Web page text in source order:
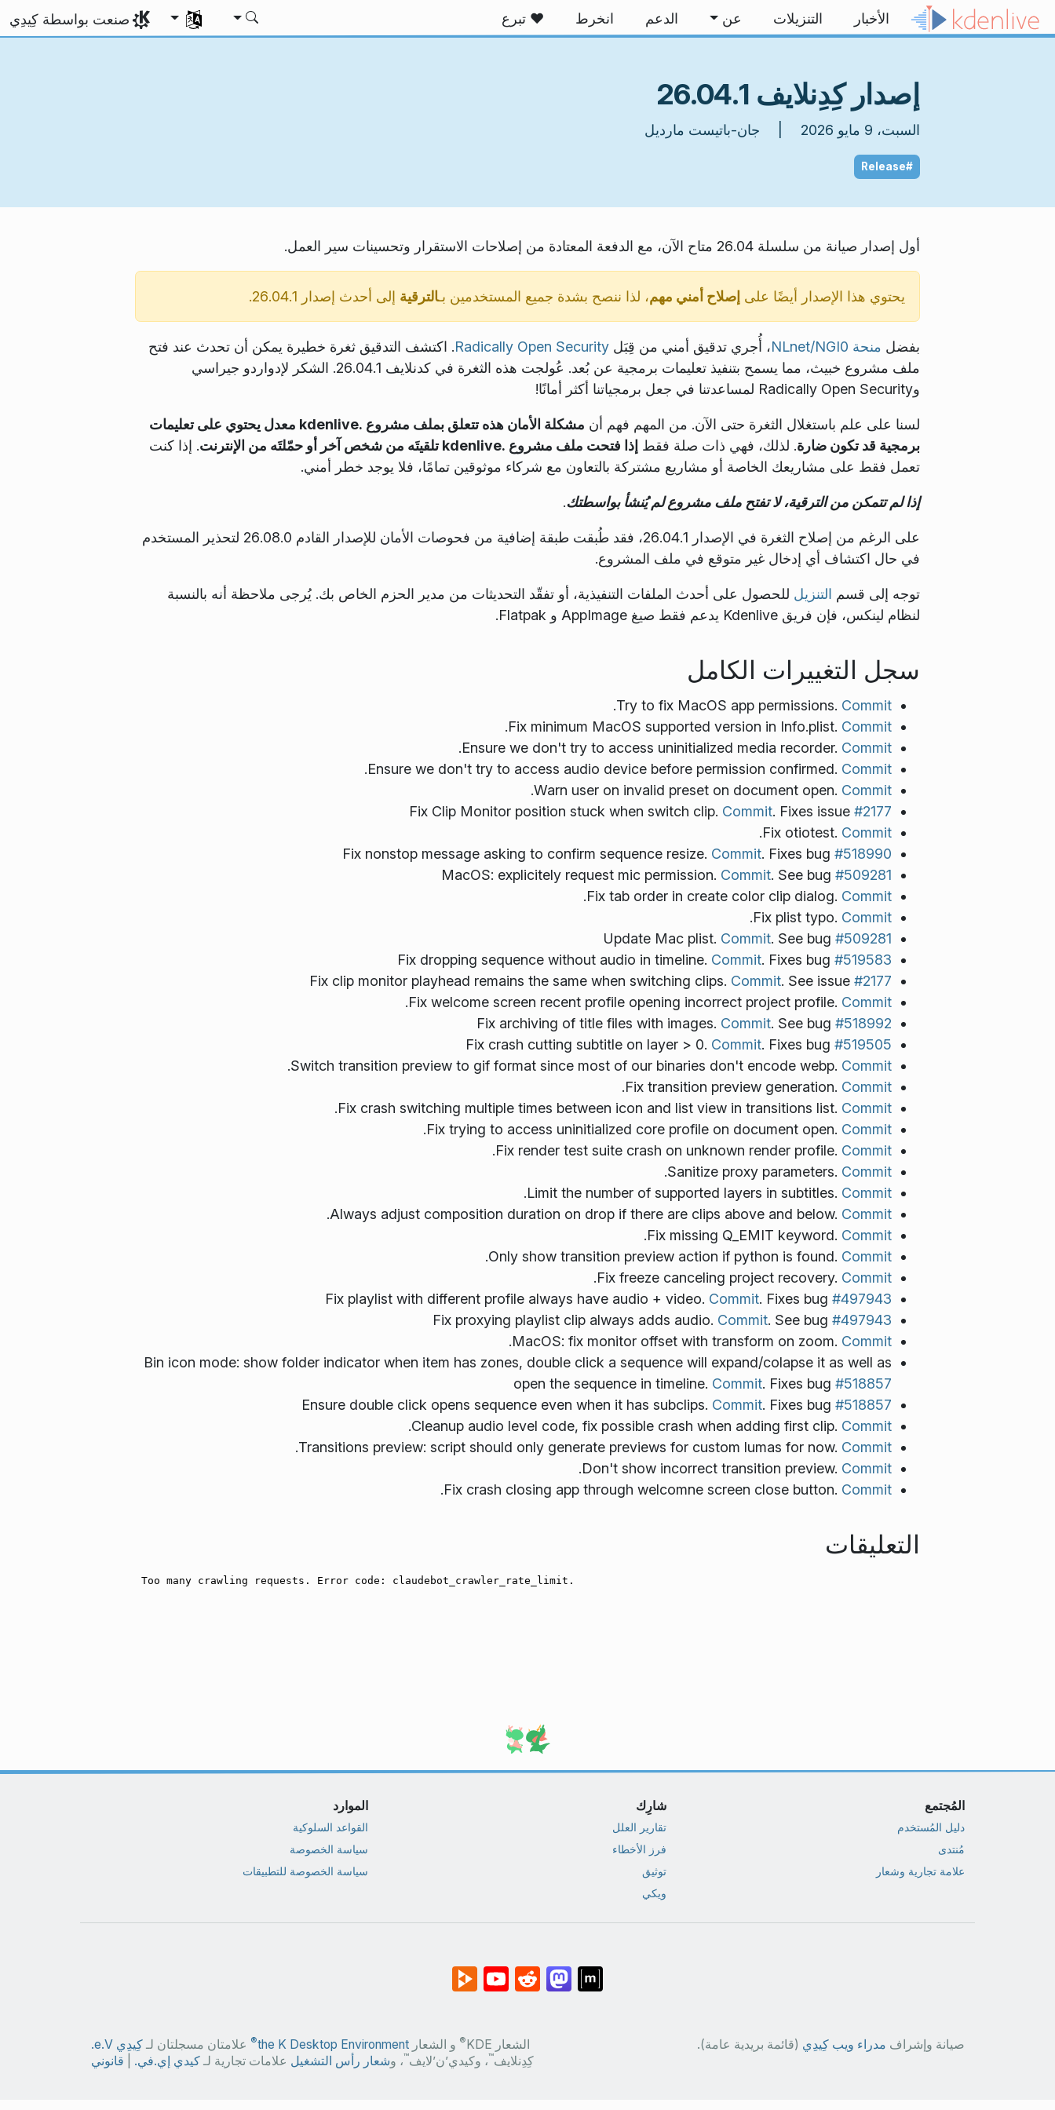
تخط المحتوى
الأخبار التنزيلات عن الدعم انخرط ❤️ تبرع
اختر لغتك
صنعت بواسطة كِيدِي
إصدار كِدِنلايف 26.04.1
السبت، 9 مايو 2026 | جان-باتيست مارديل
#Release
أول إصدار صيانة من سلسلة 26.04 متاح الآن، مع الدفعة المعتادة من إصلاحات الاستقرار وتحسينات سير العمل.
يحتوي هذا الإصدار أيضًا على إصلاح أمني مهم، لذا ننصح بشدة جميع المستخدمين بـالترقية إلى أحدث إصدار 26.04.1.
بفضل منحة NLnet/NGI0 ، أُجري تدقيق أمني من قِبَل Radically Open Security. اكتشف التدقيق ثغرة خطيرة يمكن أن تحدث عند فتح
ملف مشروع خبيث، مما يسمح بتنفيذ تعليمات برمجية عن بُعد. عُولجت هذه الثغرة في كدنلايف 26.04.1. الشكر لإدواردو جيراسي
وRadically Open Security لمساعدتنا في جعل برمجياتنا أكثر أمانًا!
لسنا على علم باستغلال الثغرة حتى الآن. من المهم فهم أن
مشكلة الأمان هذه تتعلق بملف مشروع .kdenlive معدل يحتوي على تعليمات
برمجية قد تكون ضارة. لذلك، فهي ذات صلة فقط إذا فتحت ملف مشروع .kdenlive تلقيتَه من شخص آخر أو حمّلتَه من الإنترنت
. إذا كنت
تعمل فقط على مشاريعك الخاصة أو مشاريع مشتركة بالتعاون مع شركاء موثوقين تمامًا، فلا يوجد خطر أمني.
إذا لم تتمكن من الترقية، لا تفتح ملف مشروع لم يُنشأ بواسطتك.
على الرغم من إصلاح الثغرة في الإصدار 26.04.1، فقد طُبقت طبقة إضافية من فحوصات الأمان للإصدار القادم 26.08.0 لتحذير المستخدم
في حال اكتشاف أي إدخال غير متوقع في ملف المشروع.
توجه إلى قسم التنزيل للحصول على أحدث الملفات التنفيذية، أو تفقّد التحديثات من مدير الحزم الخاص بك. يُرجى ملاحظة أنه بالنسبة
لنظام لينكس، فإن فريق Kdenlive يدعم فقط صيغ AppImage و Flatpak.
سجل التغييرات الكامل
Try to fix MacOS app permissions. Commit
.
Fix minimum MacOS supported version in Info.plist. Commit
.
Ensure we don't try to access uninitialized media recorder. Commit
.
Ensure we don't try to access audio device before permission confirmed. Commit
.
Warn user on invalid preset on document open. Commit
.
Fix Clip Monitor position stuck when switch clip. Commit. Fixes issue #2177
Fix otiotest. Commit
.
Fix nonstop message asking to confirm sequence resize. Commit. Fixes bug #518990
MacOS: explicitely request mic permission. Commit. See bug #509281
Fix tab order in create color clip dialog. Commit
.
Fix plist typo. Commit
.
Update Mac plist. Commit. See bug #509281
Fix dropping sequence without audio in timeline. Commit. Fixes bug #519583
Fix clip monitor playhead remains the same when switching clips. Commit. See issue #2177
Fix welcome screen recent profile opening incorrect project profile. Commit
.
Fix archiving of title files with images. Commit. See bug #518992
Fix crash cutting subtitle on layer > 0. Commit. Fixes bug #519505
Switch transition preview to gif format since most of our binaries don't encode webp. Commit
.
Fix transition preview generation. Commit
.
Fix crash switching multiple times between icon and list view in transitions list. Commit
.
Fix trying to access uninitialized core profile on document open. Commit
.
Fix render test suite crash on unknown render profile. Commit
.
Sanitize proxy parameters. Commit
.
Limit the number of supported layers in subtitles. Commit
.
Always adjust composition duration on drop if there are clips above and below. Commit
.
Fix missing Q_EMIT keyword. Commit
.
Only show transition preview action if python is found. Commit
.
Fix freeze canceling project recovery. Commit
.
Fix playlist with different profile always have audio + video. Commit. Fixes bug #497943
Fix proxying playlist clip always adds audio. Commit. See bug #497943
MacOS: fix monitor offset with transform on zoom. Commit
.
Bin icon mode: show folder indicator when item has zones, double click a sequence will expand/colapse it as well as
open the sequence in timeline. Commit. Fixes bug #518857
Ensure double click opens sequence even when it has subclips. Commit. Fixes bug #518857
Cleanup audio level code, fix possible crash when adding first clip. Commit
.
Transitions preview: script should only generate previews for custom lumas for now. Commit
.
Don't show incorrect transition preview. Commit
.
Fix crash closing app through welcomne screen close button. Commit
.
التعليقات
المُجتمع
دليل المُستخدم
مُنتدى
علامة تجارية وشعار
شارِك
تقارير العلل
فرز الأخطاء
توثيق
ويكي
الموارد
القواعد السلوكية
سياسة الخصوصة
سياسة الخصوصة للتطبيقات
صيانة وإشراف مدراء ويب كِيدِي (قائمة بريدية عامة). الشعار KDE ® و الشعارthe K Desktop Environment
® علامتان مسجلتان لـكِيدِي e.V.
كِدِنلايف™، وكيدي’ن’لايف™، وشعار رأس التشغيل علامات تجارية لـكيدي إي.في. قانوني